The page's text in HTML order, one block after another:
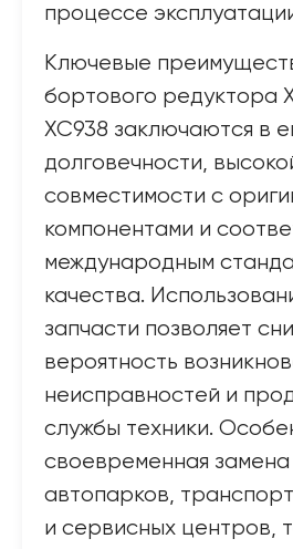
процессе
Ключевые
бортового редуктора
XC938 заключаются в
долговечности,
совместимости с
компонентами и
международным
качества.
запчасти позволяет
вероятность
неисправностей и
службы техники.
своевременная замена
автопарков,
и сервисных центров,